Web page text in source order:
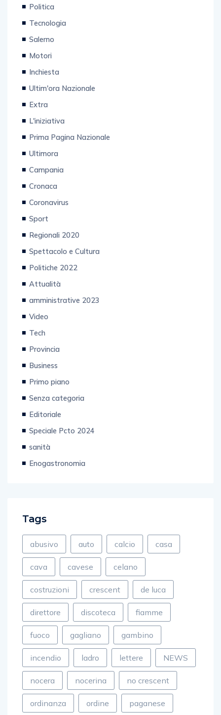
Politica
Tecnologia
Salerno
Motori
Inchiesta
Ultim'ora Nazionale
Extra
L'iniziativa
Prima Pagina Nazionale
Ultimora
Campania
Cronaca
Coronavirus
Sport
Regionali 2020
Spettacolo e Cultura
Politiche 2022
Attualità
amministrative 2023
Video
Tech
Provincia
Business
Primo piano
Senza categoria
Editoriale
Speciale Pcto 2024
sanità
Enogastronomia
Tags
abusivo auto calcio casa
cava cavese celano
costruzioni crescent de luca
direttore discoteca fiamme
fuoco gagliano gambino
incendio ladro lettere NEWS
nocera nocerina no crescent
ordinanza ordine paganese